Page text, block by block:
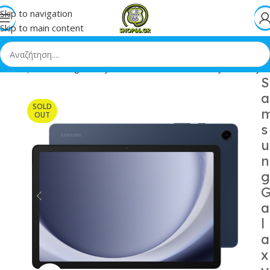
Skip to navigation
Skip to main content
»Shop»Samsung Galaxy Tab A9 11 8GB/128GB Mystic Navy
SOLD
OUT
S
a
s
u
n
g
a
l
a
x